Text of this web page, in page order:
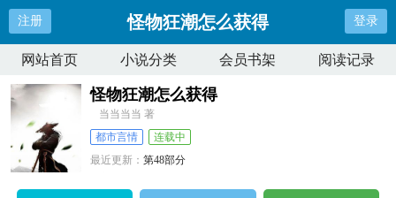
注册 怪物狂潮怎么获得 登录
网站首页 小说分类 会员书架 阅读记录
怪物狂潮怎么获得
当当当当 著
都市言情
连载中
最近更新：第48部分